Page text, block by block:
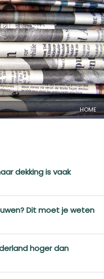
HOME
dekking is vaak
Dit moet je weten
hoger dan